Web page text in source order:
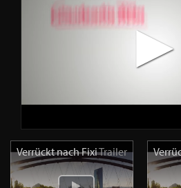
Verrückt nach FixiTrailer